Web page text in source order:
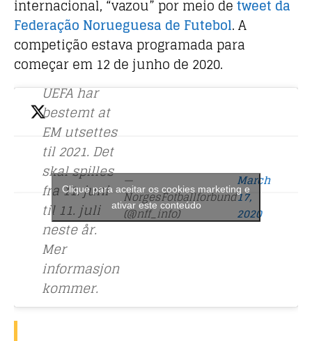
b
o
o
k
r A
p
p
internacional, “vazou” por meio detweet da
Federação Norueguesa de Futebol. A
competição estava programada para
começar em 12 de junho de 2020.
UEFA har
bestemt at
EM utsettes
til 2021. Det
skal spilles
fra 11. juni
til 11. juli
neste år.
Mer
informasjon
kommer.
—
NorgesFotballforbund
(@nff_info)
March
17,
2020
Clique para aceitar os cookies marketing e
ativar este conteúdo